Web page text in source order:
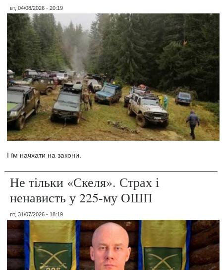
вт, 04/08/2026 - 20:19
І їм начхати на закони.
Не тільки «Скеля». Страх і
ненависть у 225-му ОШП
пт, 31/07/2026 - 18:19